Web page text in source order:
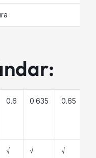
0.6 0.635 0.65
√ √ √